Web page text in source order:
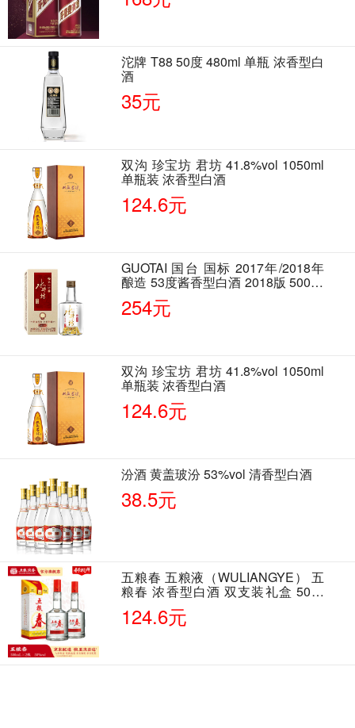
沱牌 T88 50度 480ml 单瓶 浓香型白
酒
35元
双沟 珍宝坊 君坊 41.8%vol 1050ml
单瓶装 浓香型白酒
124.6元
GUOTAI 国台 国标 2017年/2018年
酿造 53度酱香型白酒 2018版 500ml
单瓶装
254元
双沟 珍宝坊 君坊 41.8%vol 1050ml
单瓶装 浓香型白酒
124.6元
汾酒 黄盖玻汾 53%vol 清香型白酒
38.5元
五粮春 五粮液（WULIANGYE） 五
粮春 浓香型白酒 双支装礼盒 50度
500ml*2瓶 含酒具
124.6元